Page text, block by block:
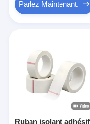
Parlez Maintenant.
Ruban isolant adhésif